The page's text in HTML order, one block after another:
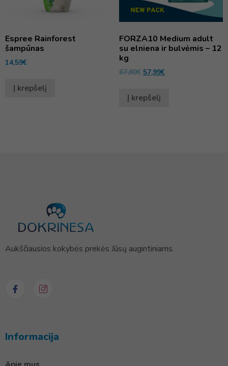
Espree Rainforest
šampūnas
14,59€
Į krepšelį
FORZA10 Medium adult
su elniena ir bulvėmis – 12
kg
67,80€ 57,99€
Į krepšelį
Aukščiausios kokybės prekės Jūsų augintiniams.
Informacija